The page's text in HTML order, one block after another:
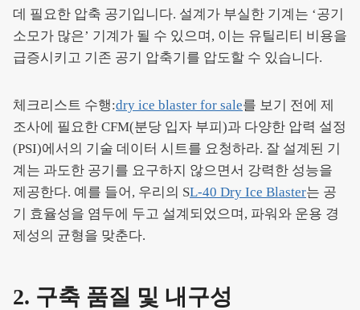
데 필요한 압축 공기입니다. 설계가 부실한 기계는 ‘공기
소모가 많은’ 기계가 될 수 있으며, 이는 유틸리티 비용을
급증시키고 기존 공기 압축기를 압도할 수 있습니다.
체크리스트 수행:dry ice blaster for sale를 보기 전에 제
조사에 필요한 CFM(분당 입자 부피)과 다양한 압력 설정
(PSI)에서의 기술 데이터 시트를 요청하라. 잘 설계된 기
계는 과도한 공기를 요구하지 않으면서 강력한 성능을
제공한다. 예를 들어, 우리의 SL-40 Dry Ice Blaster는 공
기 효율성을 염두에 두고 설계되었으며, 파워와 운용 경
제성의 균형을 맞춘다.
2. 구축 품질 및 내구성